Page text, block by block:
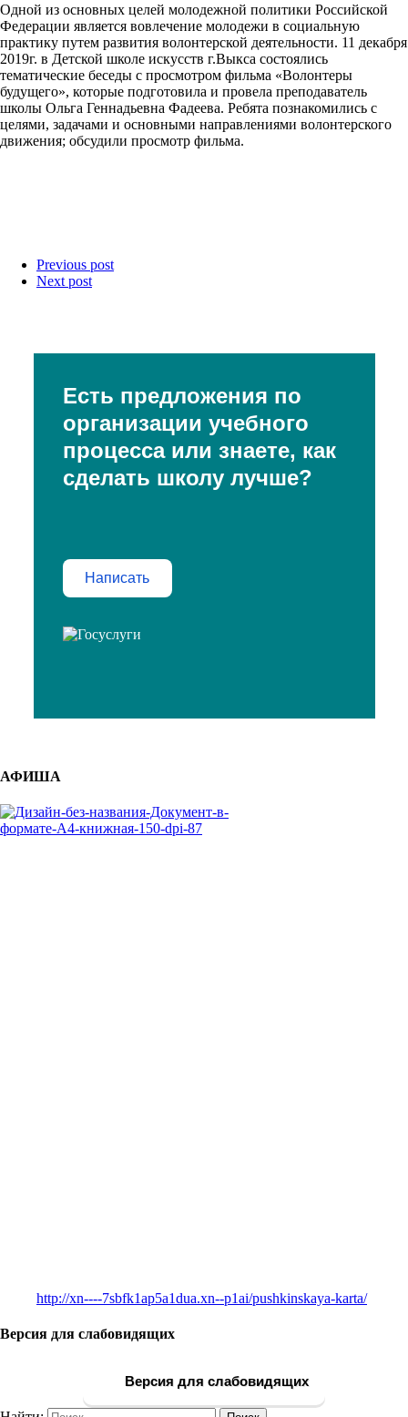
Одной из основных целей молодежной политики Российской
Федерации является вовлечение молодежи в социальную
практику путем развития волонтерской деятельности. 11 декабря
2019г. в Детской школе искусств г.Выкса состоялись
тематические беседы с просмотром фильма «Волонтеры
будущего», которые подготовила и провела преподаватель
школы Ольга Геннадьевна Фадеева. Ребята познакомились с
целями, задачами и основными направлениями волонтерского
движения; обсудили просмотр фильма.
Previous post
Next post
Есть предложения по
организации учебного
процесса или знаете, как
сделать школу лучше?
Написать
АФИША
http://xn----7sbfk1ap5a1dua.xn--p1ai/pushkinskaya-karta/
Версия для слабовидящих
Версия для слабовидящих